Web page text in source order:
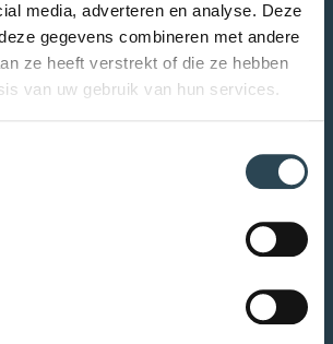
media, adverteren en analyse. Deze
gegevens combineren met andere
ze heeft verstrekt of die ze hebben
van uw gebruik van hun services.